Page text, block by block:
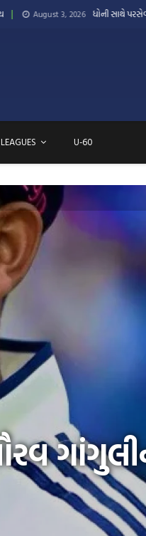
ધોની સાથે પરસેવો પાડતો જોવા
U-60